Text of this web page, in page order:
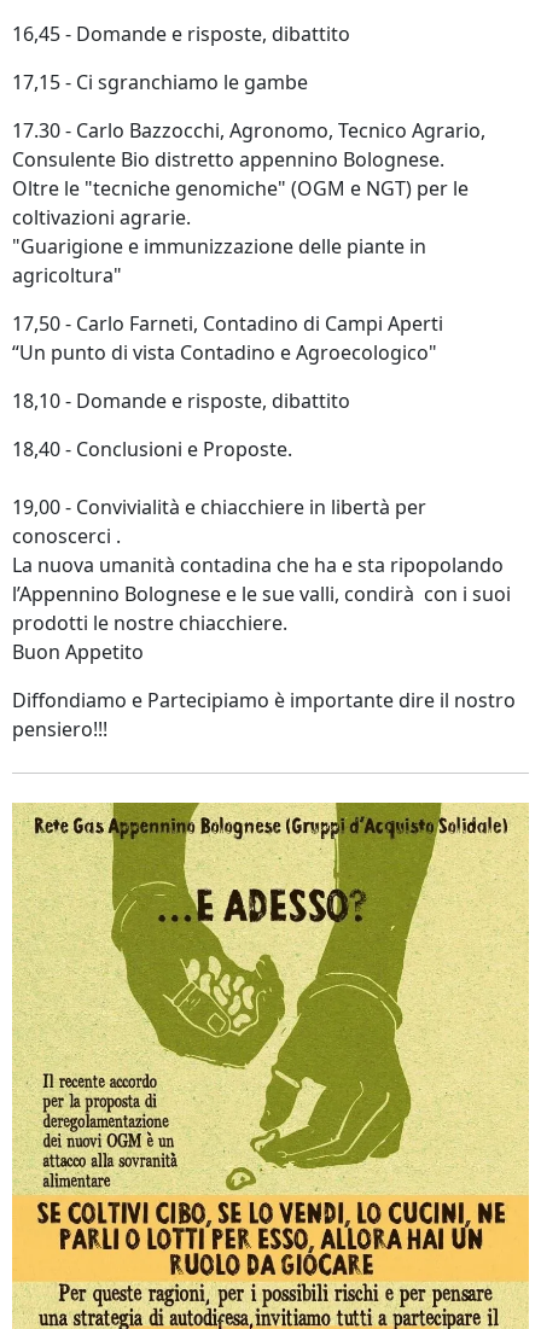
16,45 - Domande e risposte, dibattito
17,15 - Ci sgranchiamo le gambe
17.30 - Carlo Bazzocchi, Agronomo, Tecnico Agrario,
Consulente Bio distretto appennino Bolognese.
Oltre le "tecniche genomiche" (OGM e NGT) per le
coltivazioni agrarie.
"Guarigione e immunizzazione delle piante in
agricoltura"
17,50 - Carlo Farneti, Contadino di Campi Aperti
“Un punto di vista Contadino e Agroecologico"
18,10 - Domande e risposte, dibattito
18,40 - Conclusioni e Proposte.
19,00 - Convivialità e chiacchiere in libertà per
conoscerci .
La nuova umanità contadina che ha e sta ripopolando
l’Appennino Bolognese e le sue valli, condirà con i suoi
prodotti le nostre chiacchiere.
Buon Appetito
Diffondiamo e Partecipiamo è importante dire il nostro
pensiero!!!